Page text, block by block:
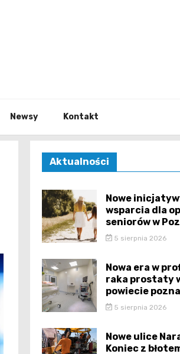
Newsy Kontakt
Aktualności
Nowe
wsparcia dla
seniorów w
5 sierpnia 2026
Nowa era w
raka prostaty
powiecie
5 sierpnia 2026
Nowe ulice
Koniec z